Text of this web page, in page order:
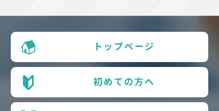
トップページ
初めての方へ